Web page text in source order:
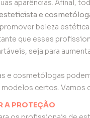
aparências. Afinal,
e
beleza
que esses
seja para
cosmetólogas
certos. Vamos
A PROTEÇÃO